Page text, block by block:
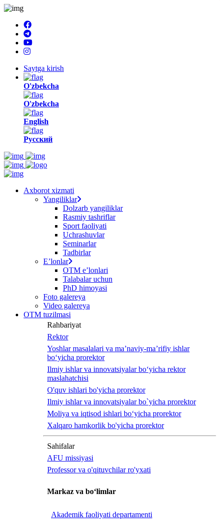
Saytga kirish
O'zbekcha
O'zbekcha
English
Русский
Axborot xizmati
Yangiliklar
Dolzarb yangiliklar
Rasmiy tashriflar
Sport faoliyati
Uchrashuvlar
Seminarlar
Tadbirlar
Eʼlonlar
OTM eʼlonlari
Talabalar uchun
PhD himoyasi
Foto galereya
Video galereya
OTM tuzilmasi
Rahbariyat
Rektor
Yoshlar masalalari va ma’naviy-ma’rifiy ishlar
bo‘yicha prorektor
Ilmiy ishlar va innovatsiyalar bo‘yicha rektor
maslahatchisi
O'quv ishlari bo'yicha prorektor
Ilmiy ishlar va innovatsiyalar bo`yicha prorektor
Moliya va iqtisod ishlari bo‘yicha prorektor
Xalqaro hamkorlik bo'yicha prorektor
Sahifalar
AFU missiyasi
Professor va o'qituvchilar ro'yxati
Markaz va bo‘limlar
Akademik faoliyati departamenti